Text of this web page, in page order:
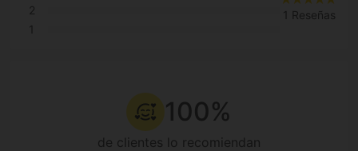
2
1
1 Reseñas
100%
de clientes lo recomiendan